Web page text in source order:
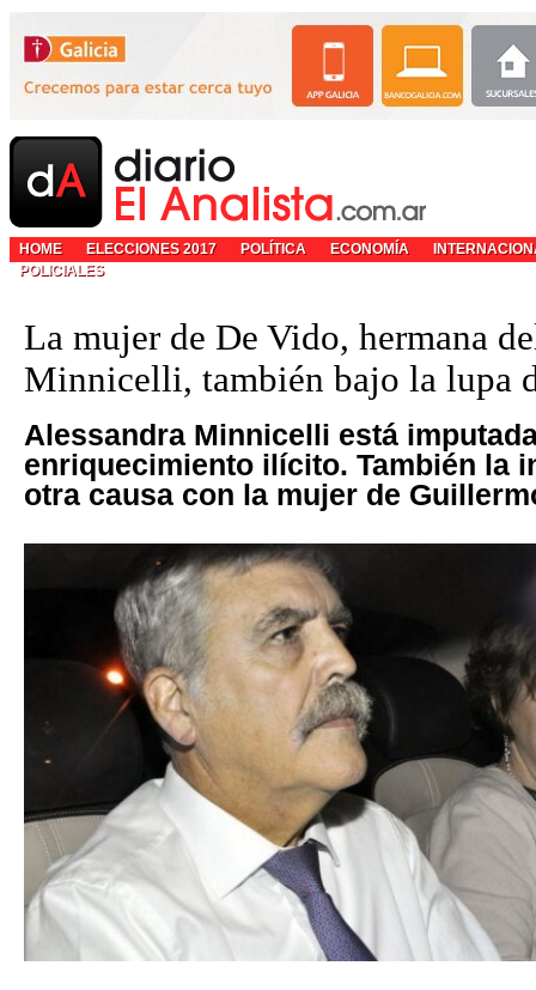
HOME ELECCIONES 2017 POLÍTICA ECONOMÍA
POLICIALES
La mujer de De Vido, hermana
Minnicelli, también bajo la lupa
Alessandra Minnicelli está
enriquecimiento ilícito. También la
otra causa con la mujer de